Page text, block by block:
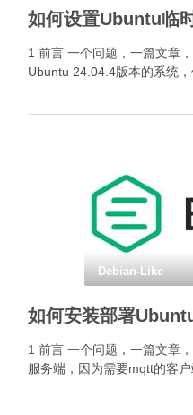
如何设置Ubuntu临
1 前言 一个问题，一篇文章
Ubuntu 24.04.4版本的系统，
Debian-Like
如何安装部署
1 前言 一个问题，一篇文章
服务端，因为需要mqtt的客